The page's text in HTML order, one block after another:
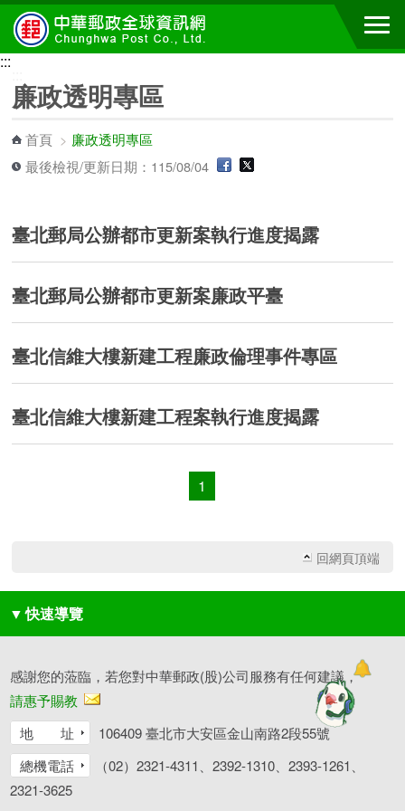
跳到主要內容區塊
:::
廉政透明專區
首頁 > 廉政透明專區
最後檢視/更新日期：115/08/04
臺北郵局公辦都市更新案執行進度揭露
臺北郵局公辦都市更新案廉政平臺
臺北信維大樓新建工程廉政倫理事件專區
臺北信維大樓新建工程案執行進度揭露
1
回網頁頂端
▼ 快速導覽
感謝您的蒞臨，若您對中華郵政(股)公司服務有任何建議，
請惠予賜教
地 址
106409 臺北市大安區金山南路2段55號
總機電話
（02）2321-4311、2392-1310、2393-1261、
2321-3625